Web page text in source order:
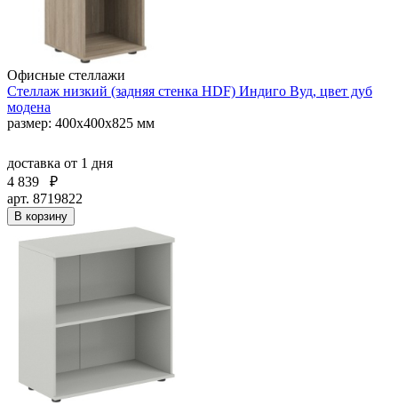
Офисные стеллажи
Стеллаж низкий (задняя стенка HDF) Индиго Вуд, цвет дуб
модена
размер: 400х400х825 мм
доставка от 1 дня
4 839
₽
арт. 8719822
В корзину